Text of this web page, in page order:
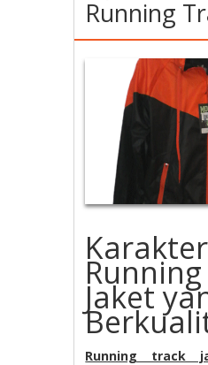
Running
Jaket
Running track